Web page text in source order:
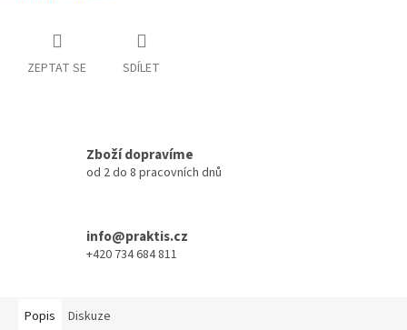
ZEPTAT SE SDÍLET
Zboží dopravíme
od 2 do 8 pracovních dnů
info@praktis.cz
+420 734 684 811
Popis Diskuze